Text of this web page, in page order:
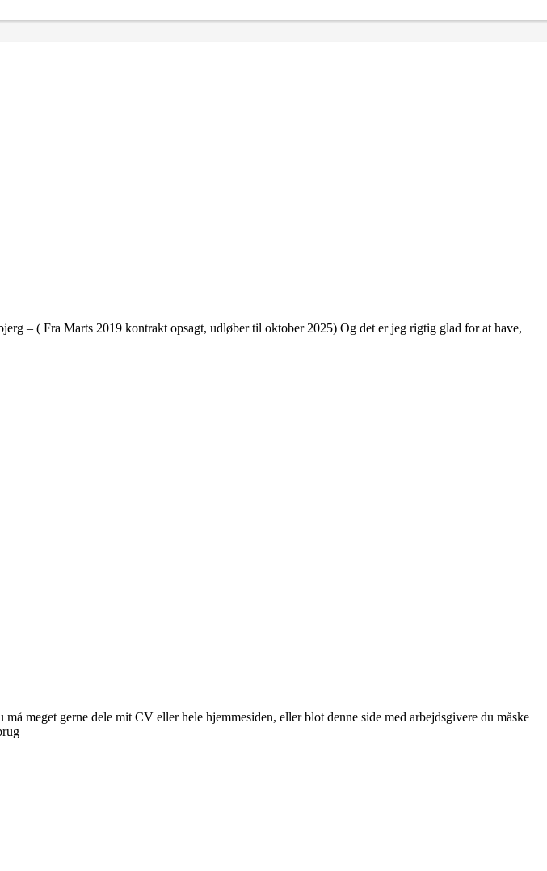
– ( Fra Marts 2019 kontrakt opsagt, udløber til oktober 2025) Og det er jeg rigtig glad for at have,
meget gerne dele mit CV eller hele hjemmesiden, eller blot denne side med arbejdsgivere du måske